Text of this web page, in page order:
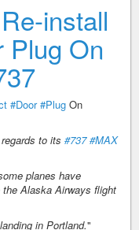
install
Plug On
#Door #Plug On
to its #737 #MAX
planes have
Alaska Airways flight
in Portland."